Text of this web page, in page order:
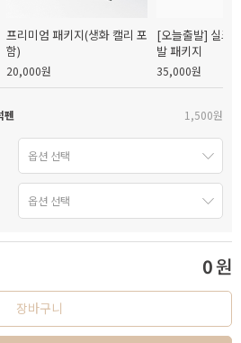
프리미엄 패키지(생화 캘리 포
함)
20,000원
[오늘출발] 실크
발 패키지
35,000원
펜 1,500원
0원
장바구니